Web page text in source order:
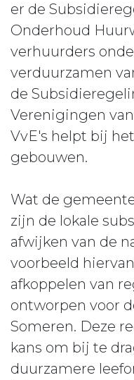
er de
Onderhoud
verhuurders
verduurzamen
de
Verenigingen
VvE's helpt bij
gebouwen.
Wat de
zijn de lokale
afwijken van de
voorbeeld
afkoppelen van
ontworpen voor
Someren. Deze
kans om bij te
duurzamere